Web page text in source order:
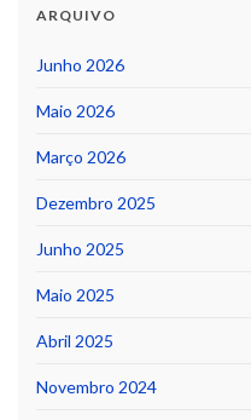
ARQUIVO
Junho 2026
Maio 2026
Março 2026
Dezembro 2025
Junho 2025
Maio 2025
Abril 2025
Novembro 2024